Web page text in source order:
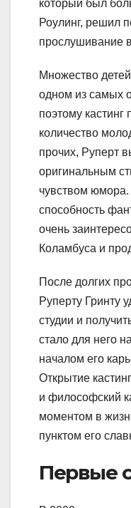
который был
Роулинг, решил
прослушивание
Множество
одном из самых
поэтому
количество
прочих, Руперт
оригинальным
чувством юмора.
способность
очень
Коламбуса и
После долгих
Руперту Гринту
студии и
стало для него
началом его
Открытие
и философский
моментом в
пунктом его
Первые